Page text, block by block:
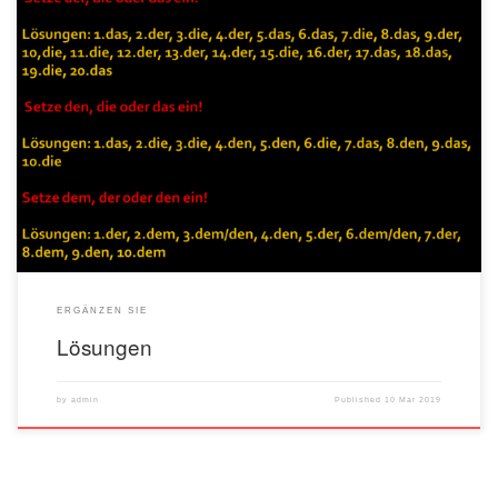
ERGÄNZEN SIE
Lösungen
by admin Published 10 Mar 2019